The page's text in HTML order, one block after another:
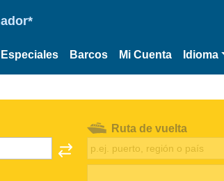
Barcos Mi Cuenta Idioma
Ruta de vuelta